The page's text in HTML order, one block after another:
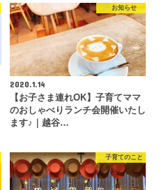
お知らせ
2020.1.14
【お子さま連れOK】子育てママ
のおしゃべりランチ会開催いたし
ます♪｜越谷…
子育てのこと